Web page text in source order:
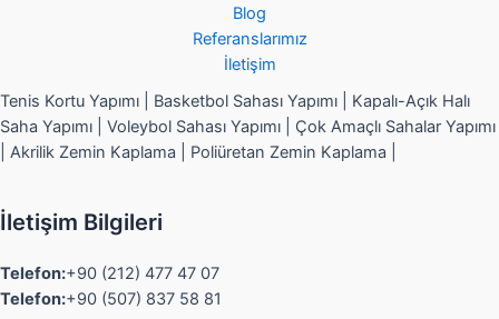
Blog
Referanslarımız
İletişim
Tenis Kortu Yapımı | Basketbol Sahası Yapımı | Kapalı-Açık Halı
Saha Yapımı | Voleybol Sahası Yapımı | Çok Amaçlı Sahalar Yapımı
| Akrilik Zemin Kaplama | Poliüretan Zemin Kaplama |
İletişim Bilgileri
Telefon:+90 (212) 477 47 07
Telefon:+90 (507) 837 58 81